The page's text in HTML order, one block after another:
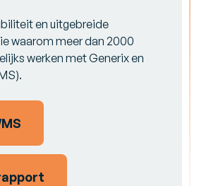
en uitgebreide
waarom meer dan 2000
werken met Generix en